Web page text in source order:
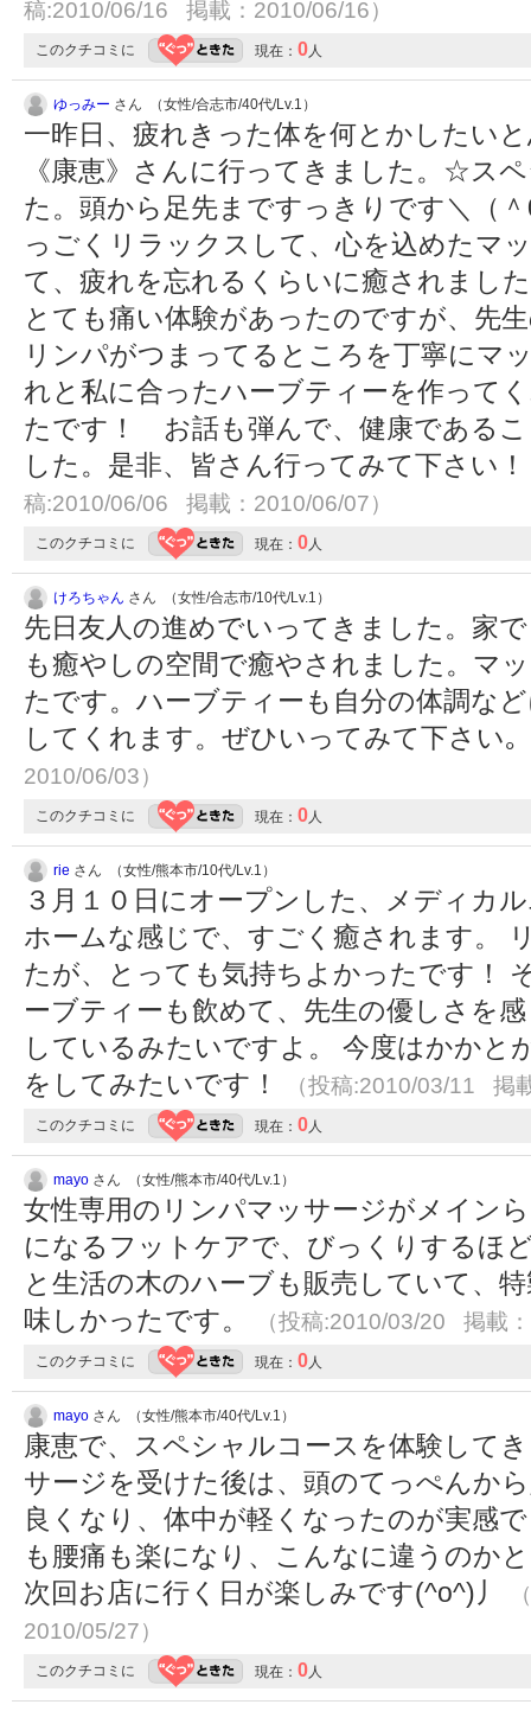
稿:2010/06/16 掲載：2010/06/16）
このクチコミに 現在： 0人
ゆっみー さん （女性/合志市/40代/Lv.1）
一昨日、疲れきった体を何とかしたい
《康恵》さんに行ってきました。☆ス
た。頭から足先まですっきりです＼（
っごくリラックスして、心を込めたマ
て、疲れを忘れるくらいに癒されまし
とても痛い体験があったのですが、先
リンパがつまってるところを丁寧にマ
れと私に合ったハーブティーを作って
たです！ お話も弾んで、健康である
した。是非、皆さん行ってみて下さい
稿:2010/06/06 掲載：2010/06/07）
このクチコミに 現在： 0人
けろちゃん さん （女性/合志市/10代/Lv.1）
先日友人の進めでいってきました。家
も癒やしの空間で癒やされました。マ
たです。ハーブティーも自分の体調な
してくれます。ぜひいってみて下さい｡
2010/06/03）
このクチコミに 現在： 0人
rie さん （女性/熊本市/10代/Lv.1）
３月１０日にオープンした、メディカ
ホームな感じで、すごく癒されます。
たが、とっても気持ちよかったです！
ーブティーも飲めて、先生の優しさを
しているみたいですよ。 今度はかかと
をしてみたいです！
（投稿:2010/03/11 掲
このクチコミに 現在： 0人
mayo さん （女性/熊本市/40代/Lv.1）
女性専用のリンパマッサージがメイン
になるフットケアで、びっくりする
と生活の木のハーブも販売していて、
味しかったです。
（投稿:2010/03/20 掲載
このクチコミに 現在： 0人
mayo さん （女性/熊本市/40代/Lv.1）
康恵で、スペシャルコースを体験して
サージを受けた後は、頭のてっぺんか
良くなり、体中が軽くなったのが実感
も腰痛も楽になり、こんなに違うのか
次回お店に行く日が楽しみです(^o^)丿
2010/05/27）
このクチコミに 現在： 0人